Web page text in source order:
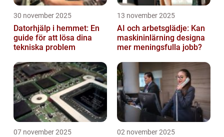
30 november 2025
Datorhjälp i hemmet: En
guide för att lösa dina
tekniska problem
13 november 2025
AI och arbetsglädje: Kan
maskininlärning designa
mer meningsfulla jobb?
07 november 2025 02 november 2025